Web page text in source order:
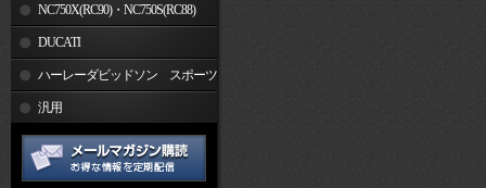
NC750X(RC90)・NC750S(RC88)
DUCATI
ハーレーダビッドソン スポーツ
スター汎用